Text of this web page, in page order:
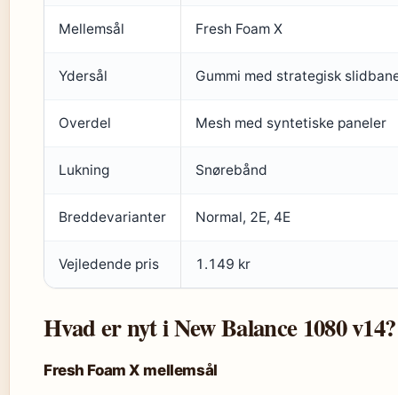
Mellemsål Fresh Foam X
Ydersål Gummi med strategisk
Overdel Mesh med syntetiske paneler
Lukning Snørebånd
Breddevarianter Normal, 2E, 4E
Vejledende pris 1.149 kr
Hvad er nyt i New Balance 1080 v14?
Fresh Foam X mellemsål